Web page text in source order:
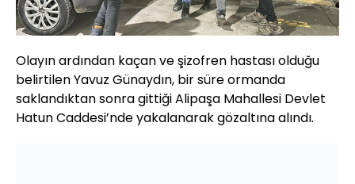
Olayın ardından kaçan ve şizofren hastası olduğu
belirtilen Yavuz Günaydın, bir süre ormanda
saklandıktan sonra gittiği Alipaşa Mahallesi Devlet
Hatun Caddesi’nde yakalanarak gözaltına alındı.